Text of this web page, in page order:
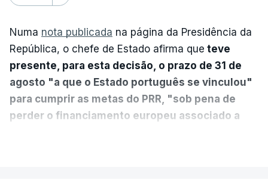
Numa nota publicada na página da Presidência da
República, o chefe de Estado afirma que teve
presente, para esta decisão, o prazo de 31 de
agosto "a que o Estado português se vinculou"
para cumprir as metas do PRR, "sob pena de
perder o financiamento europeu associado a